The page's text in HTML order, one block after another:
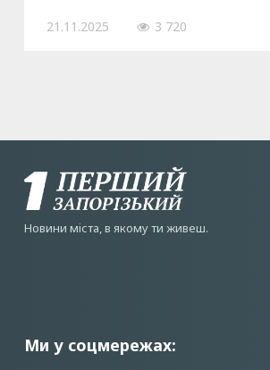
21.11.2025 3 720
Новини мiста, в якому ти живеш.
Ми у соцмережах: